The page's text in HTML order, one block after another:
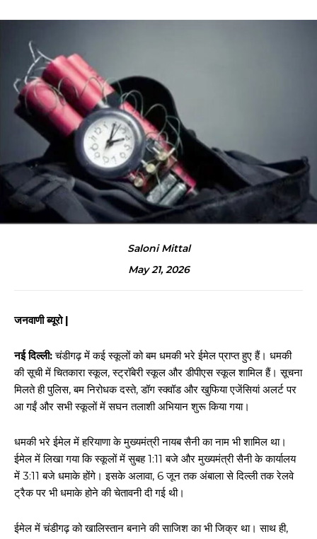
Saloni Mittal
May 21, 2026
जनवाणी ब्यूरो |
नई दिल्ली:चंडीगढ़ में कई स्कूलों को बम धमकी भरे ईमेल प्राप्त हुए हैं। धमकी
की सूची में चितकारा स्कूल, स्ट्रॉबेरी स्कूल और डीपीएस स्कूल शामिल हैं। सूचना
मिलते ही पुलिस, बम निरोधक दस्ते, डॉग स्क्वॉड और खुफिया एजेंसियां अलर्ट पर
आ गईं और सभी स्कूलों में सघन तलाशी अभियान शुरू किया गया।
धमकी भरे ईमेल में हरियाणा के मुख्यमंत्री नायब सैनी का नाम भी शामिल था।
ईमेल में लिखा गया कि स्कूलों में सुबह 1:11 बजे और मुख्यमंत्री सैनी के कार्यालय
में 3:11 बजे धमाके होंगे। इसके अलावा, 6 जून तक अंबाला से दिल्ली तक रेलवे
ट्रैक पर भी धमाके होने की चेतावनी दी गई थी।
ईमेल में चंडीगढ़ को खालिस्तान बनाने की साजिश का भी जिक्र था। साथ ही,